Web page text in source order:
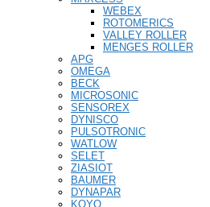
WEBEX
ROTOMERICS
VALLEY ROLLER
MENGES ROLLER
APG
OMEGA
BECK
MICROSONIC
SENSOREX
DYNISCO
PULSOTRONIC
WATLOW
SELET
ZIASIOT
BAUMER
DYNAPAR
KOYO